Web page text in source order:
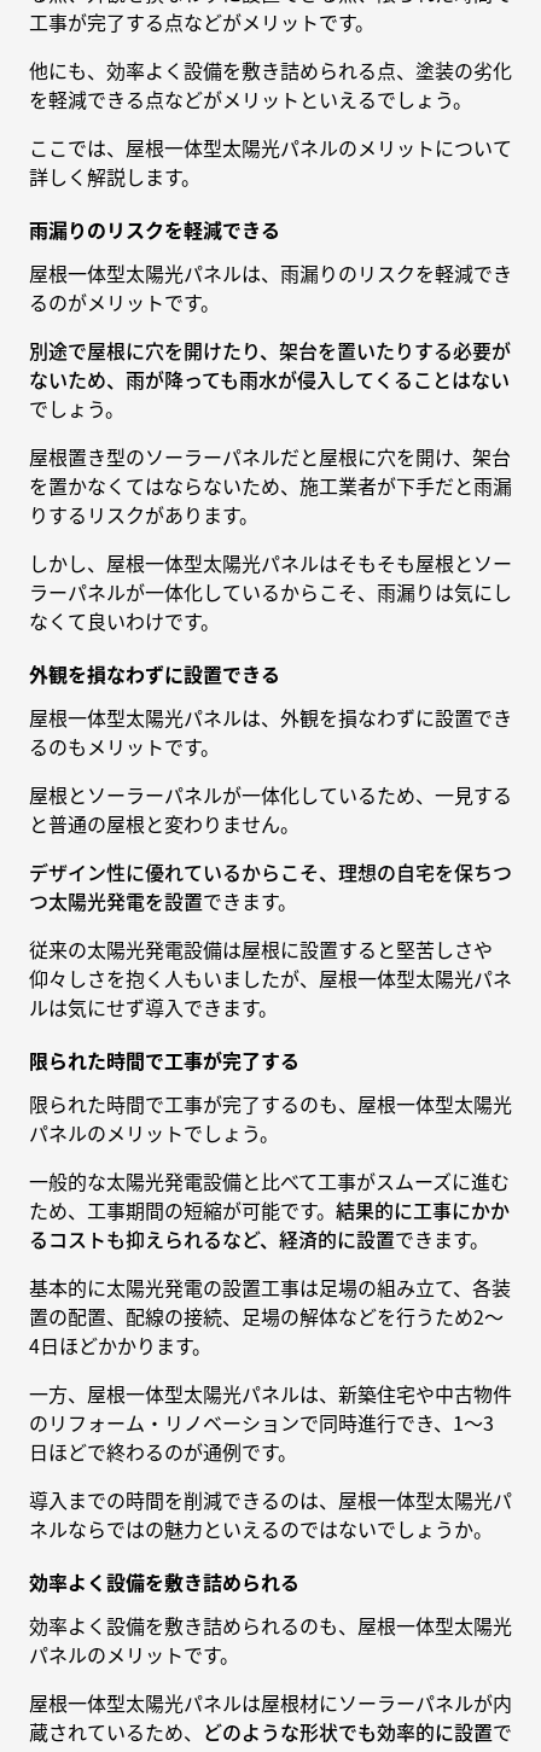
工事が完了する点などがメリットです。
他にも、効率よく設備を敷き詰められる点、塗装の劣化
を軽減できる点などがメリットといえるでしょう。
ここでは、屋根一体型太陽光パネルのメリットについて
詳しく解説します。
雨漏りのリスクを軽減できる
屋根一体型太陽光パネルは、雨漏りのリスクを軽減でき
るのがメリットです。
別途で屋根に穴を開けたり、架台を置いたりする必要が
ないため、雨が降っても雨水が侵入してくることはない
でしょう。
屋根置き型のソーラーパネルだと屋根に穴を開け、架台
を置かなくてはならないため、施工業者が下手だと雨漏
りするリスクがあります。
しかし、屋根一体型太陽光パネルはそもそも屋根とソー
ラーパネルが一体化しているからこそ、雨漏りは気にし
なくて良いわけです。
外観を損なわずに設置できる
屋根一体型太陽光パネルは、外観を損なわずに設置でき
るのもメリットです。
屋根とソーラーパネルが一体化しているため、一見する
と普通の屋根と変わりません。
デザイン性に優れているからこそ、理想の自宅を保ちつ
つ太陽光発電を設置できます。
従来の太陽光発電設備は屋根に設置すると堅苦しさや
仰々しさを抱く人もいましたが、屋根一体型太陽光パネ
ルは気にせず導入できます。
限られた時間で工事が完了する
限られた時間で工事が完了するのも、屋根一体型太陽光
パネルのメリットでしょう。
一般的な太陽光発電設備と比べて工事がスムーズに進む
ため、工事期間の短縮が可能です。 結果的に工事にかか
るコストも抑えられるなど、経済的に設置できます。
基本的に太陽光発電の設置工事は足場の組み立て、各装
置の配置、配線の接続、足場の解体などを行うため2〜
4日ほどかかります。
一方、屋根一体型太陽光パネルは、新築住宅や中古物件
のリフォーム・リノベーションで同時進行でき、1〜3
日ほどで終わるのが通例です。
導入までの時間を削減できるのは、屋根一体型太陽光パ
ネルならではの魅力といえるのではないでしょうか。
効率よく設備を敷き詰められる
効率よく設備を敷き詰められるのも、屋根一体型太陽光
パネルのメリットです。
屋根一体型太陽光パネルは屋根材にソーラーパネルが内
蔵されているため、 どのような形状でも効率的に設置で